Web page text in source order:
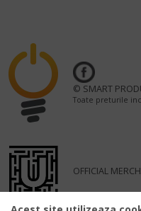
© SMART
Toate preturile
OFFICIAL